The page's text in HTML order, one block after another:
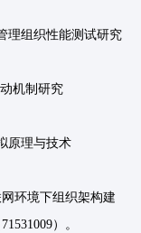
理组织性能测试研究
机制研究
原理与技术
环境下组织架构建
）。